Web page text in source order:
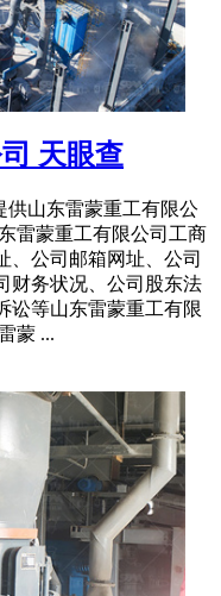
天眼查
供山东雷蒙重工有限公
雷蒙重工有限公司工商
、公司邮箱网址、公司
财务状况、公司股东法
讼等山东雷蒙重工有限
蒙 ...